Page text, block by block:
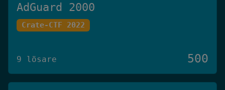
AdGuard 2000
Crate-CTF 2022
9 lösare 500